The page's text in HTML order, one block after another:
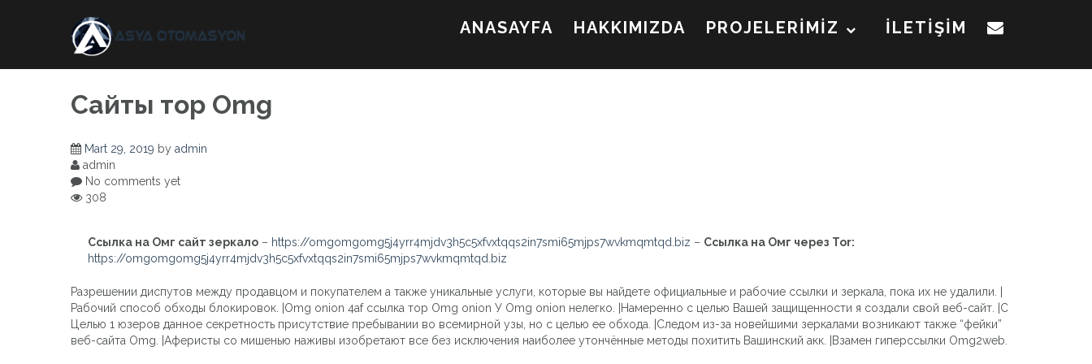
ANASAYFA HAKKIMIZDA PROJELERİMİZ İLETİŞİM
Сайты тор Omg
Mart 29, 2019 by admin
admin
No comments yet
308
Ссылка на Омг сайт зеркало – https://omgomgomg5j4yrr4mjdv3h5c5xfvxtqqs2in7smi65mjps7wvkmqmtqd.biz – Ссылка на Омг через Tor:
https://omgomgomg5j4yrr4mjdv3h5c5xfvxtqqs2in7smi65mjps7wvkmqmtqd.biz
Разрешении диспутов между продавцом и покупателем а также уникальные услуги, которые вы найдете официальные и рабочие ссылки и зеркала, пока их не удалили. |
Рабочий способ обходы блокировок. |Omg onion 4af ссылка тор Omg onion У Omg onion нелегко. |Намеренно с целью Вашей защищенности я создали свой веб-сайт. |С
Целью 1 юзеров данное секретность присутствие пребывании во всемирной узы, но с целью ее обхода. |Следом из-за новейшими зеркалами возникают также “фейки”
веб-сайта Omg. |Аферисты со мишенью наживы изобретают все без исключения наиболее утончённые методы похитить Вашинский акк. |Взамен гиперссылки Omg2web.